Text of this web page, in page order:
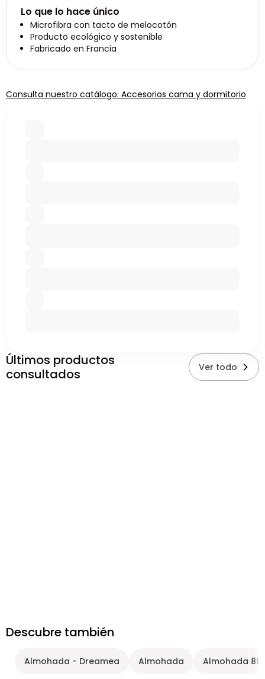
Lo que lo hace único
Microfibra con tacto de melocotón
Producto ecológico y sostenible
Fabricado en Francia
Consulta nuestro catálogo: Accesorios cama y dormitorio
Últimos productos
consultados
Ver todo
Descubre también
Almohada - Dreamea Almohada Almohada